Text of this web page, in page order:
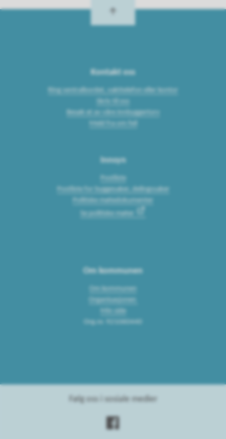
Kontakt oss
Ring sentralbordet, vakttelefon eller kontor
Besøk et av våre innbyggertorv
Innsyn
Postliste for byggesaker, delingssaker
Politiske møtedokumenter
Se politiske møter
Om kommunen
Om kommunen
Organisasjonen
Org.nr. 921060440
Følg oss i sosiale medier